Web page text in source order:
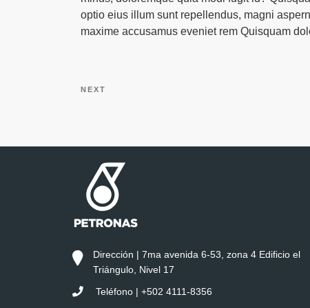
optio eius illum sunt repellendus, magni
maxime accusamus eveniet rem Quisquam
Navegación
Siguiente
NEXT
Dirección | 7ma avenida 6-53, zona 4 Edificio el
Triángulo, Nivel 17
Teléfono | +502 4111-8356